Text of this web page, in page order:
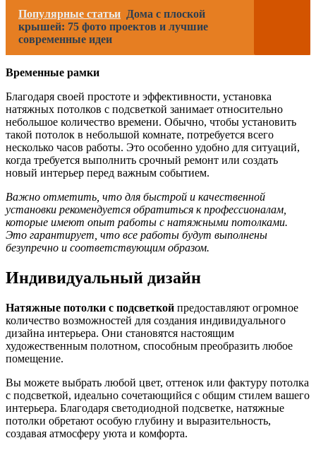
Популярные статьи Дома с плоской
крышей: 75 фото проектов и лучшие
современные идеи
Временные рамки
Благодаря своей простоте и эффективности, установка
натяжных потолков с подсветкой занимает относительно
небольшое количество времени. Обычно, чтобы установить
такой потолок в небольшой комнате, потребуется всего
несколько часов работы. Это особенно удобно для ситуаций,
когда требуется выполнить срочный ремонт или создать
новый интерьер перед важным событием.
Важно отметить, что для быстрой и качественной
установки рекомендуется обратиться к профессионалам,
которые имеют опыт работы с натяжными потолками.
Это гарантирует, что все работы будут выполнены
безупречно и соответствующим образом.
Индивидуальный дизайн
Натяжные потолки с подсветкой предоставляют огромное
количество возможностей для создания индивидуального
дизайна интерьера. Они становятся настоящим
художественным полотном, способным преобразить любое
помещение.
Вы можете выбрать любой цвет, оттенок или фактуру потолка
с подсветкой, идеально сочетающийся с общим стилем вашего
интерьера. Благодаря светодиодной подсветке, натяжные
потолки обретают особую глубину и выразительность,
создавая атмосферу уюта и комфорта.